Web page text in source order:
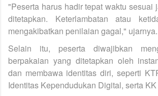
"Peserta harus hadir tepat waktu sesuai
ditetapkan. Keterlambatan atau
mengakibatkan penilaian gagal," ujarnya.
Selain itu, peserta diwajibkan
berpakaian yang ditetapkan oleh
dan membawa identitas diri, seperti
Identitas Kependudukan Digital, serta